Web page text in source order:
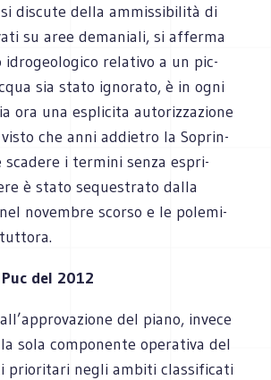
discute della ammis­si­bi­lità di
su aree dema­niali, si afferma
idro­geo­lo­gico rela­tivo a un pic­
sia stato igno­rato, è in ogni
ora una espli­cita auto­riz­za­zione
che anni addie­tro la Soprin­
sca­dere i ter­mini senza espri­
è stato seque­strato dalla
novem­bre scorso e le pole­mi­
del 2012
del piano, invece
sola com­po­nente ope­ra­tiva del
prio­ri­tari negli ambiti clas­si­fi­cati